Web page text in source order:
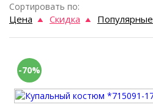
Сортировать по:
Цена Скидка Популярные
-70%